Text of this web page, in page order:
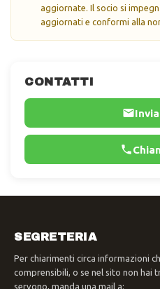
CONTATTI
aggiornate. Il socio si
aggiornati e conformi alla
SEGRETERIA
Per chiarimenti circa informazioni
comprensibili, o se nel sito non hai
servono, manda una mail a: